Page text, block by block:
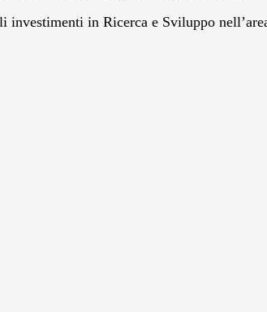
in Ricerca e Sviluppo